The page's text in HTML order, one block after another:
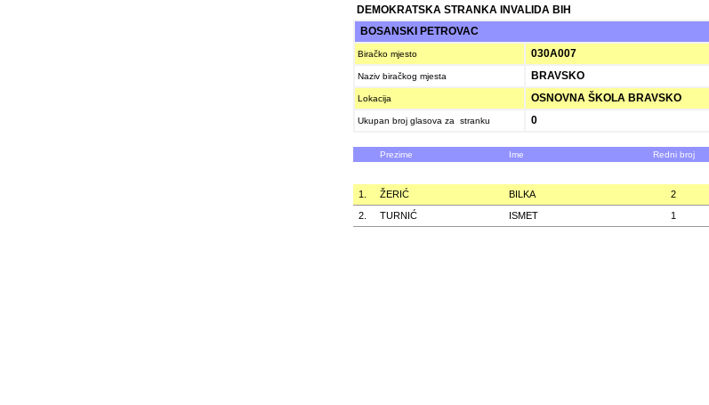
DEMOKRATSKA STRANKA INVALIDA BIH
BOSANSKI PETROVAC
Biračko mjesto 030A007
Naziv biračkog mjesta BRAVSKO
Lokacija OSNOVNA ŠKOLA BRAVSKO
Ukupan broj glasova za stranku 0
Prezime Ime Redni broj
1. ŽERIĆ BILKA 2
2.
TURNIĆ ISMET 1